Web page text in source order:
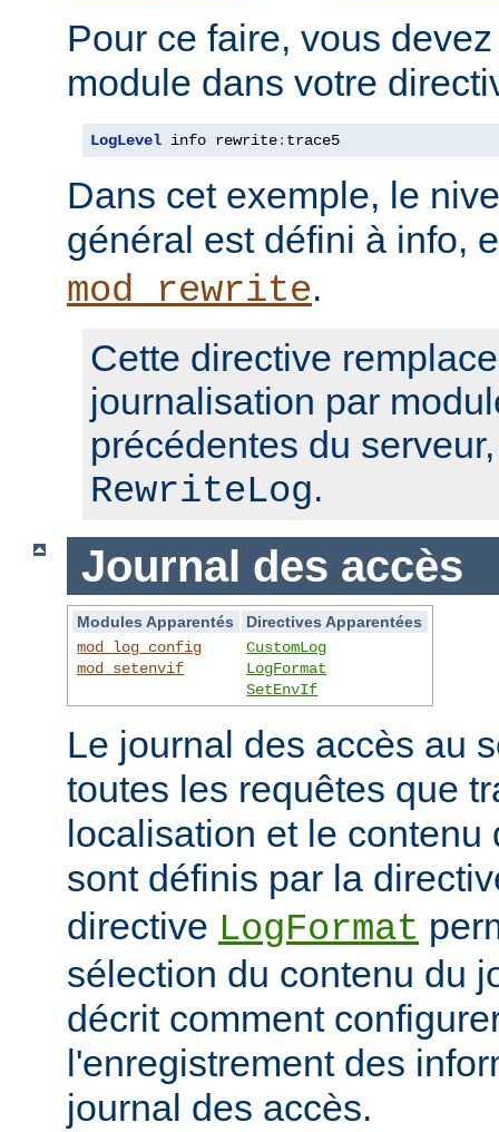
Pour ce faire, vous
module dans votre
LogLevel info rewrite: trace5
Dans cet exemple, le
général est défini à info,
mod_rewrite.
Cette directive
journalisation par
précédentes du
RewriteLog.
Journal des accès
Modules Apparentés
Directives Apparentées
mod_log_config
mod_setenvif
CustomLog
LogFormat
SetEnvIf
Le journal des accès au
toutes les requêtes que
localisation et le
sont définis par la
directive LogFormat
sélection du contenu du
décrit comment
l'enregistrement des
journal des accès.